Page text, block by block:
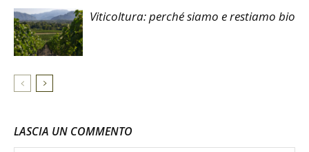
Viticoltura: perché siamo e restiamo bio
LASCIA UN COMMENTO